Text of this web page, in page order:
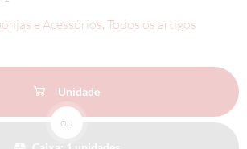
e Acessórios, Todos os artigos
Unidade
ou